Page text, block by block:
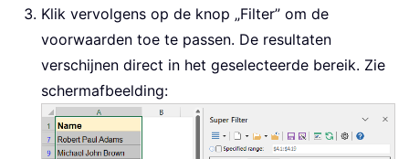
Klik vervolgens op de knop „Filter” om de
voorwaarden toe te passen. De resultaten
verschijnen direct in het geselecteerde bereik. Zie
schermafbeelding: